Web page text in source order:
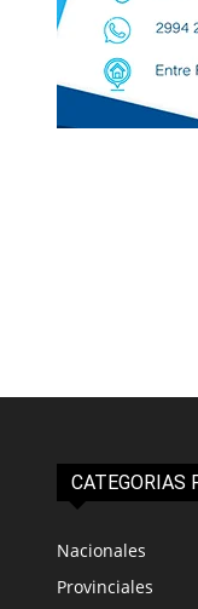
CATEGORIAS
Nacionales
Provinciales